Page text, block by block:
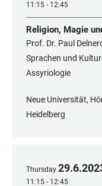
11:15 - 12:45
Religion, Magie
Prof. Dr. Paul
Sprachen und
Assyriologie
Neue Universität,
Heidelberg
Thursday 29.6.
11:15 - 12:45